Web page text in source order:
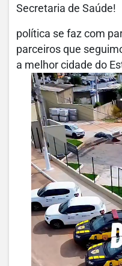
Secretaria de Saúde!
política se faz com
parceiros que
a melhor cidade do